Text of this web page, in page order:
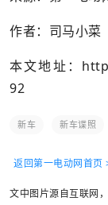
作者：司马小菜
本文地址：
92
新车 新车谍照
返回第一电动网首页
文中图片源自互联网